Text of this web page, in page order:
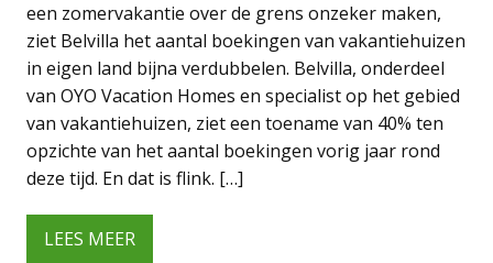
een zomervakantie over de grens onzeker maken,
ziet Belvilla het aantal boekingen van vakantiehuizen
in eigen land bijna verdubbelen. Belvilla, onderdeel
van OYO Vacation Homes en specialist op het gebied
van vakantiehuizen, ziet een toename van 40% ten
opzichte van het aantal boekingen vorig jaar rond
deze tijd. En dat is flink. […]
LEES MEER